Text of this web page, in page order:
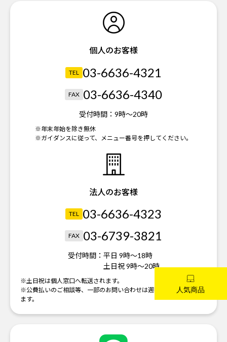
個人のお客様
TEL 03-6636-4321
FAX 03-6636-4340
受付時間： 9時～20時
※年末年始を除き無休
※ガイダンスに従って、メニュー番号を押してください。
法人のお客様
TEL 03-6636-4323
FAX 03-6739-3821
受付時間： 平日 9時～18時
土日祝 9時～20時
※土日祝は個人窓口へ転送されます。
※公費払いのご相談等、一部のお問い合わせは週明けの対応になり
ます。